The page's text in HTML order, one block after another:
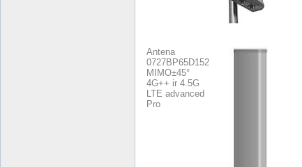
Antena
0727BP65D152
MIMO±45°
4G++ ir 4.5G
LTE advanced
Pro